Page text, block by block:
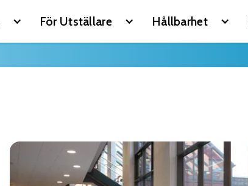
För Utställare Hållbarhet